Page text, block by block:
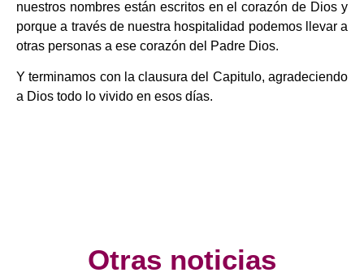
nuestros nombres están escritos en el corazón de Dios y
porque a través de nuestra hospitalidad podemos llevar a
otras personas a ese corazón del Padre Dios.
Y terminamos con la clausura del Capitulo, agradeciendo
a Dios todo lo vivido en esos días.
Otras noticias